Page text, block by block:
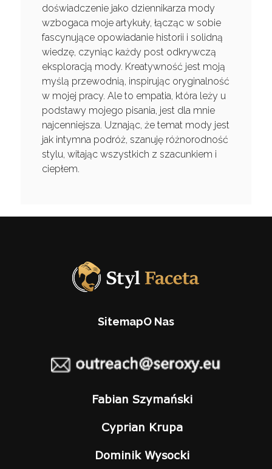
doświadczenie jako dziennikarza mody
wzbogaca moje artykuły, łącząc w sobie
fascynujące opowiadanie historii i solidną
wiedzę, czyniąc każdy post odkrywczą
eksploracją mody. Kreatywność jest moją
myślą przewodnią, inspirując oryginalność
w mojej pracy. Ale to empatia, która leży u
podstawy mojego pisania, jest dla mnie
najcenniejsza. Uznając, że temat mody jest
jak intymna podróż, szanuję różnorodność
stylu, witając wszystkich z szacunkiem i
ciepłem.
SitemapO Nas
Fabian Szymański
Cyprian Krupa
Dominik Wysocki